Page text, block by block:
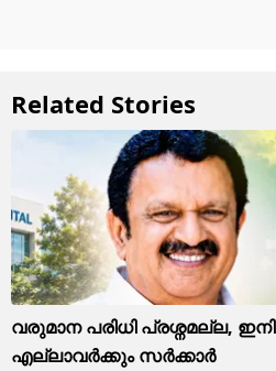
Related Stories
വരുമാന പരിധി പ്രശ്നമല്ല, ഇനി
എല്ലാവർക്കും സർക്കാർ